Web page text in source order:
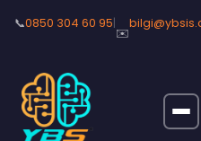
📞0850 304 60 95|
✉️